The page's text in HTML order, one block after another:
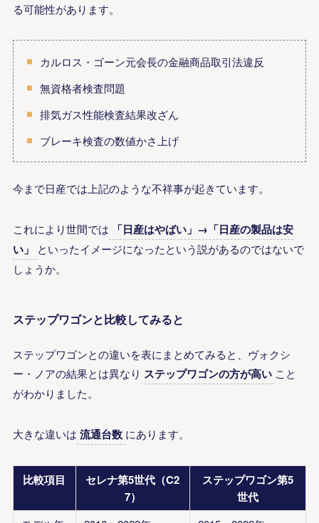
る可能性があります。
カルロス・ゴーン元会長の金融商品取引法違反
無資格者検査問題
排気ガス性能検査結果改ざん
ブレーキ検査の数値かさ上げ
今まで日産では上記のような不祥事が起きています。
これにより世間では
「日産はやばい」→「日産の製品は安
い」
といったイメージになったという説があるのではないで
しょうか。
ステップワゴンと比較してみると
ステップワゴンとの違いを表にまとめてみると、ヴォクシ
ー・ノアの結果とは異なり ステップワゴンの方が高い こと
がわかりました。
大きな違いは 流通台数 にあります。
比較項目
セレナ第5世代（C2
7）
ステップワゴン第5
世代